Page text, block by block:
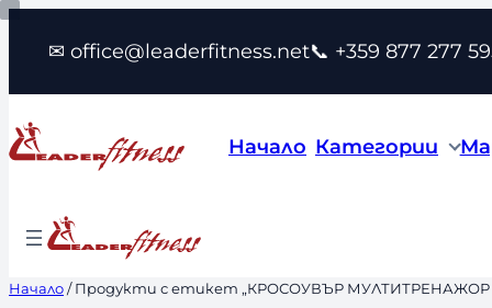
Към
съдържанието
✉ office@leaderfitness.net📞 +359 877 277
Начало Категории
Начало/ Продукти с етикет „КРОСОУВЪР МУЛТИТРЕНАЖОР